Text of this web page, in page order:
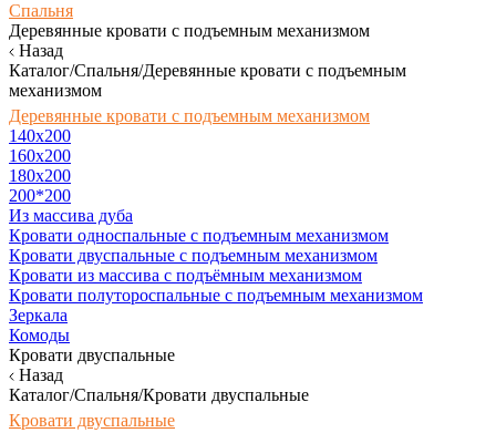
Спальня
Деревянные кровати с подъемным механизмом
Назад
Каталог/Спальня/Деревянные кровати с подъемным
механизмом
Деревянные кровати с подъемным механизмом
140x200
160х200
180х200
200*200
Из массива дуба
Кровати односпальные с подъемным механизмом
Кровати двуспальные с подъемным механизмом
Кровати из массива с подъёмным механизмом
Кровати полутороспальные с подъемным механизмом
Зеркала
Комоды
Кровати двуспальные
Назад
Каталог/Спальня/Кровати двуспальные
Кровати двуспальные